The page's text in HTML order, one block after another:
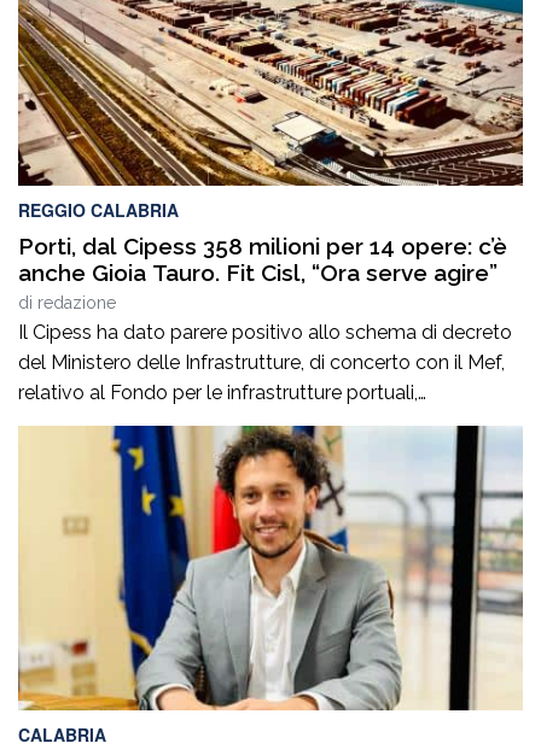
REGGIO CALABRIA
Porti, dal Cipess 358 milioni per 14 opere: c’è
anche Gioia Tauro. Fit Cisl, “Ora serve agire”
di redazione
Il Cipess ha dato parere positivo allo schema di decreto
del Ministero delle Infrastrutture, di concerto con il Mef,
relativo al Fondo per le infrastrutture portuali,
sbloccando 358 milioni di euro per 14 opere
infrastrutturali nei porti di rilevanza nazionale. Tra questi,
come annunciato dal sottosegretario con delega al
Cipess Alessandro Morelli, figurano Piombino, Gioia […]
CALABRIA